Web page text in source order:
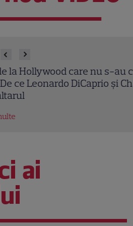
care nu s-au căsătorit
DiCaprio și Charlize
ai